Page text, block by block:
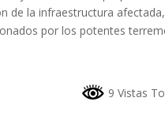
de la infraestructura
por los potentes
9 Vistas